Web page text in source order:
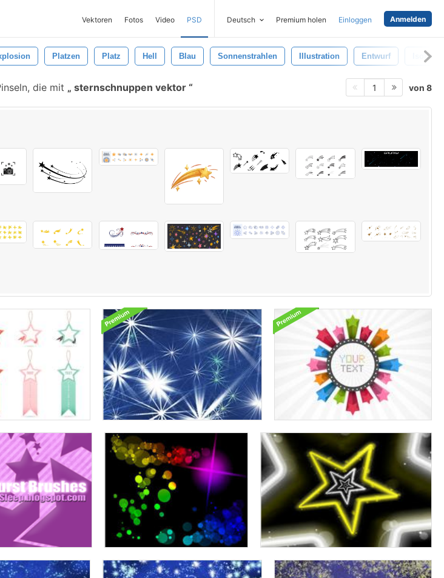
Vektoren Fotos Video PSD Deutsch Premium holen Einloggen Anmelden
Platzen Platz Hell Blau Sonnenstrahlen Illustration Entwurf Isoliert
die mit sternschnuppen vektor 1 von 8